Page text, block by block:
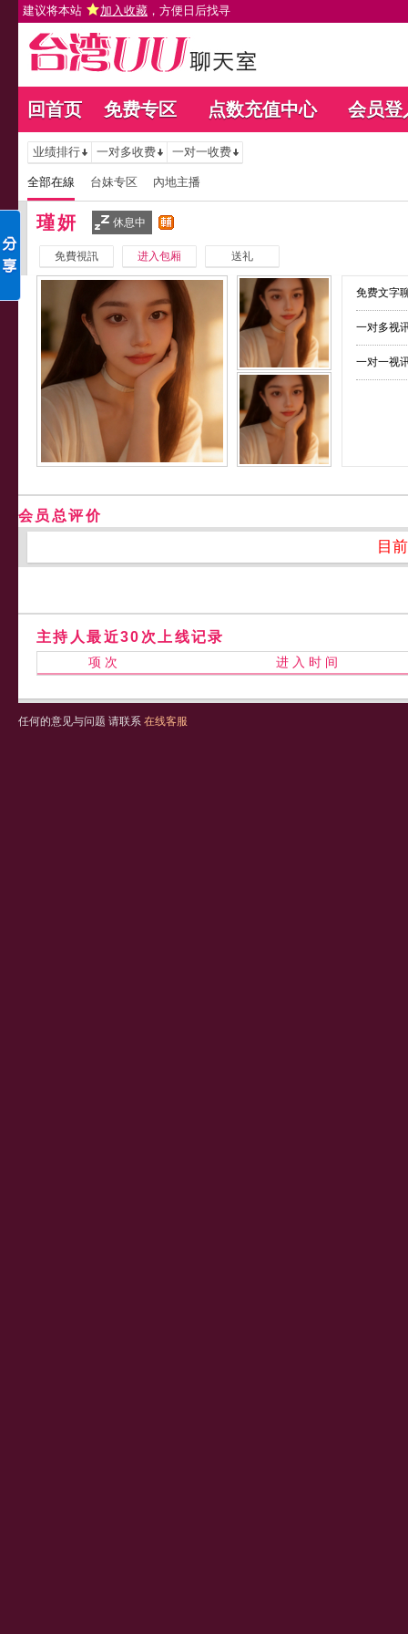
建议将本站 加入收藏 ，方便日后找寻
回首页 免费专区 点数充值中心 会员登
业绩排行 一对多收费 一对一收费
全部在線 台妹专区 內地主播
瑾妍 休息中
免費視訊 进入包厢 送礼
免费文字
一对多视
一对一视
会员总评价
目
主持人最近30次上线记录
项 次 进 入 时 间
任何的意见与问题 请联系 在线客服